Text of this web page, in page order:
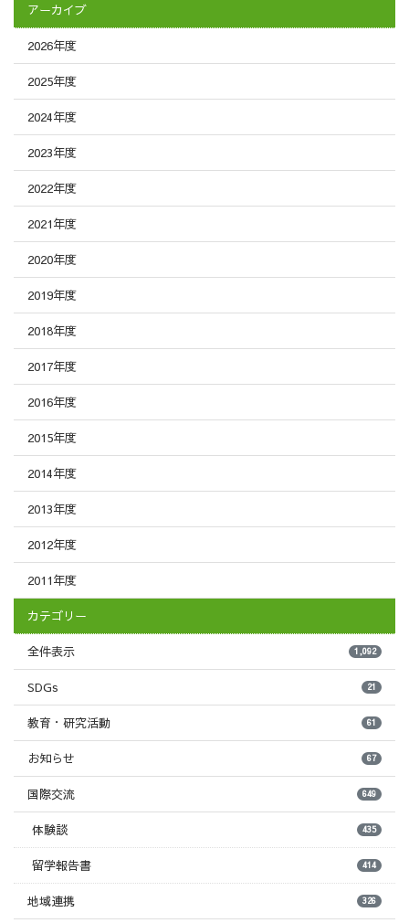
アーカイブ
2026年度
2025年度
2024年度
2023年度
2022年度
2021年度
2020年度
2019年度
2018年度
2017年度
2016年度
2015年度
2014年度
2013年度
2012年度
2011年度
カテゴリー
全件表示 1,092
SDGs 21
教育・研究活動 61
お知らせ 67
国際交流 649
体験談 435
留学報告書 414
地域連携 326